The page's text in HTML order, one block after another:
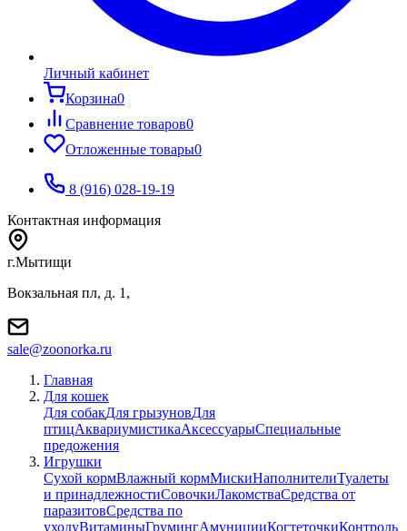
Личный кабинет
Корзина0
Сравнение товаров0
Отложенные товары0
8 (916) 028-19-19
Контактная информация
г.Мытищи
Вокзальная пл, д. 1,
sale@zoonorka.ru
Главная
Для кошек
Для собакДля грызуновДля
птицАквариумистикаАксессуарыСпециальные
предожения
Игрушки
Сухой кормВлажный кормМискиНаполнителиТуалеты
и принадлежностиСовочкиЛакомстваСредства от
паразитовСредства по
уходуВитаминыГрумингАмуницииКогтеточкиКонтроль